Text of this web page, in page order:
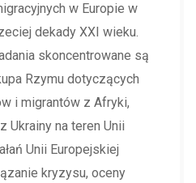
w Europie w
dekady XXI wieku.
skoncentrowane są
Rzymu dotyczących
i migrantów z Afryki,
Ukrainy na teren Unii
Unii Europejskiej
kryzysu, oceny